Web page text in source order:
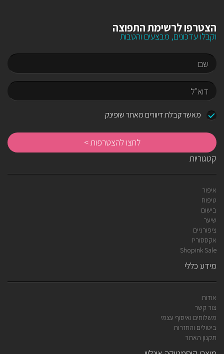
הצטרפו לרשימת התפוצה
וקבלו עדכונים, מבצעים והטבות
שם
דוא"למאשר קבלת דיוורים מאתר שופינק
קטגוריות
איפור
טיפוח
בישום
שיער
ציפורניים
אקססוריז
Shopink Sale
מידע כללי
אודות
צור קשר
משלוחים ואיסוף עצמי
ביטולים והחזרות
תקנון האתר